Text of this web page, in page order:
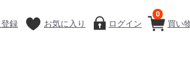
買い
0
録 お気に入り ログイン